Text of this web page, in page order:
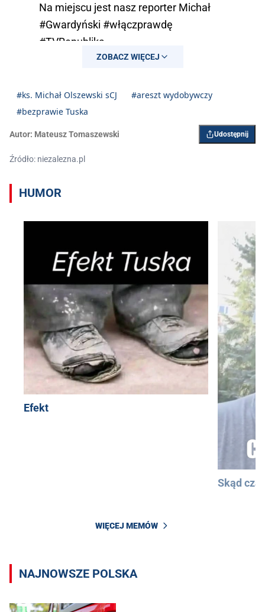
Na miejscu jest nasz reporter Michał
#Gwardyński #włączprawdę
#TVRepublika
pic.twitter.com/8ZIwUUGR8E
#włączprawdę (@RepublikaTV) August
ZOBACZ WIĘCEJ
#ks. Michał Olszewski sCJ
#areszt wydobywczy
#bezprawie Tuska
Autor: Mateusz Tomaszewski Udostępnij
Źródło: niezalezna.pl
HUMOR
Efekt
Skąd
WIĘCEJ MEMÓW
NAJNOWSZE POLSKA